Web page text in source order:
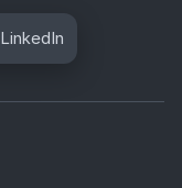
LinkedIn